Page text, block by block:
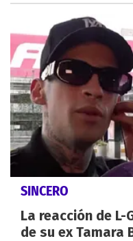
SINCERO
La reacción de
de su ex Tamara